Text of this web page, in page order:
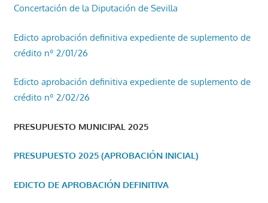
Concertación de la Diputación de Sevilla
Edicto aprobación definitiva expediente de suplemento de
crédito nº 2/01/26
Edicto aprobación definitiva expediente de suplemento de
crédito nº 2/02/26
PRESUPUESTO MUNICIPAL 2025
PRESUPUESTO 2025 (APROBACIÓN INICIAL)
EDICTO DE APROBACIÓN DEFINITIVA